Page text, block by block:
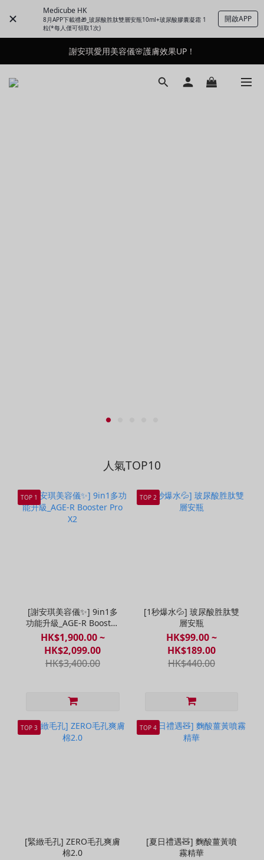
Medicube HK
8月APP下載禮🎁_玻尿酸胜肽雙層安瓶10ml+玻尿酸膠囊凝霜 1
粒(*每人僅可領取1次)
開啟APP
謝安琪愛用美容儀🌸護膚效果UP！
謝安琪愛用美容儀🌸護膚效果UP！
油痘肌救星💧玻尿酸58% OFF活動中！
人氣TOP10
TOP 1
[謝安琪美容儀✨] 9in1多
功能升級_AGE-R Booster
Pro X2
HK$1,900.00 ~
HK$2,099.00
HK$3,400.00
TOP 2
[1秒爆水💦] 玻尿酸胜肽雙
層安瓶
HK$99.00 ~
HK$189.00
HK$440.00
TOP 3
[緊緻毛孔] ZERO毛孔爽膚
棉2.0
TOP 4
[夏日禮遇🧸] 麴酸薑黃噴
霧精華